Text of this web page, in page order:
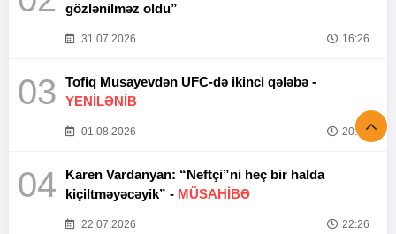
gözlənilməz oldu”
31.07.2026 16:26
03
Tofiq Musayevdən UFC-də ikinci qələbə -
YENİLƏNİB
01.08.2026 20:52
04
Karen Vardanyan: “Neftçi”ni heç bir halda
kiçiltməyəcəyik” - MÜSAHİBƏ
22.07.2026 22:26